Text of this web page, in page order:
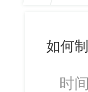
如何
时